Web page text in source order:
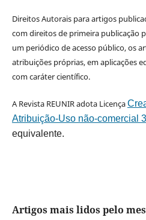
Direitos Autorais para artigos
com direitos de primeira publicação
um periódico de acesso público, os
atribuições próprias, em aplicações
com caráter científico.
A Revista REUNIR adota Licença
Atribuição-Uso não-comercial
equivalente.
Artigos mais lidos pelo